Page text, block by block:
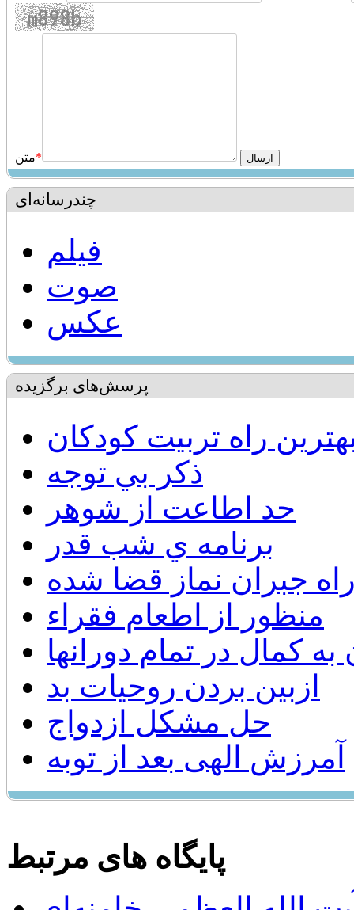
متن*
چندرسانه‌ای
فیلم
صوت
عکس
پرسش‌های برگزیده
راه تربيت كودكان
ذكر بي توجه
حد اطاعت از شوهر
برنامه ي شب قدر
جبران نماز قضا شده
منظور از اطعام فقراء
کمال در تمام دورانها
ازبین بردن روحیات بد
حل مشكل ازدواج
آمرزش الهی بعد از توبه
پایگاه های مرتبط